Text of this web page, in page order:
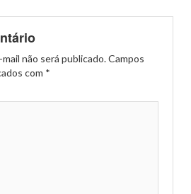
não será publicado.Campos
com *